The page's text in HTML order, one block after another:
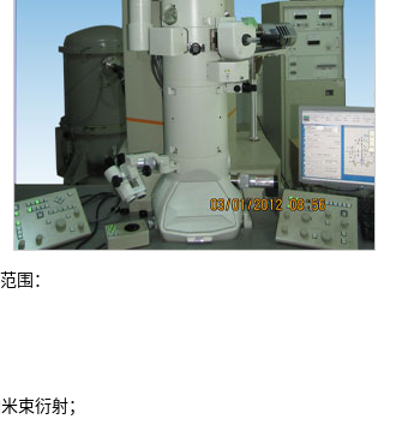
围：
束衍射；